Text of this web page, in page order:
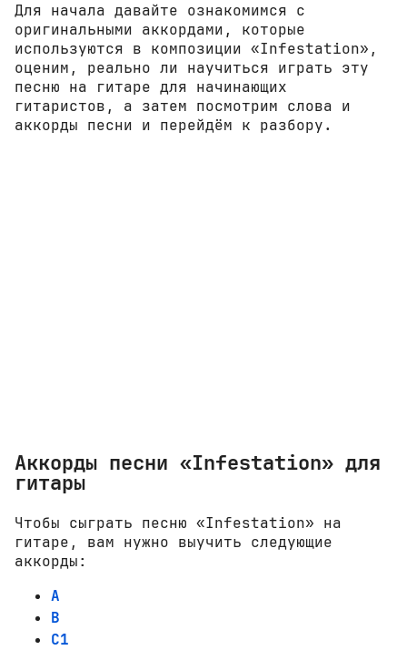
Для начала давайте ознакомимся с
оригинальными аккордами, которые
используются в композиции «Infestation»,
оценим, реально ли научиться играть эту
песню на гитаре для начинающих
гитаристов, а затем посмотрим слова и
аккорды песни и перейдём к разбору.
Аккорды песни «Infestation» для
гитары
Чтобы сыграть песню «Infestation» на
гитаре, вам нужно выучить следующие
аккорды:
A
B
C1